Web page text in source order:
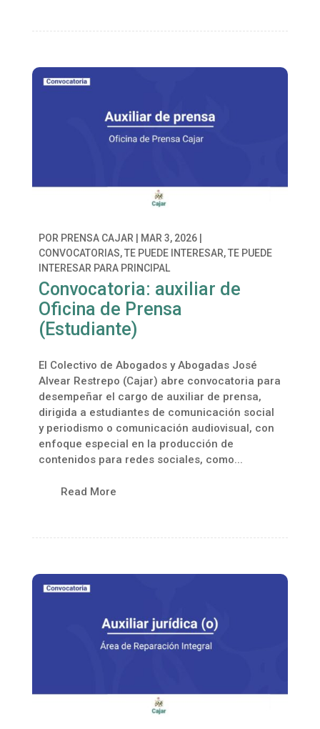
POR PRENSA CAJAR MAR 3, 2026|
CONVOCATORIAS,TE PUEDE INTERESAR,TE PUEDE
INTERESAR PARA PRINCIPAL
Convocatoria: auxiliar de
Oficina de Prensa
(Estudiante)
El Colectivo de Abogados y Abogadas José
Alvear Restrepo (Cajar) abre convocatoria para
desempeñar el cargo de auxiliar de prensa,
dirigida a estudiantes de comunicación social
y periodismo o comunicación audiovisual, con
enfoque especial en la producción de
contenidos para redes sociales, como...
Read More